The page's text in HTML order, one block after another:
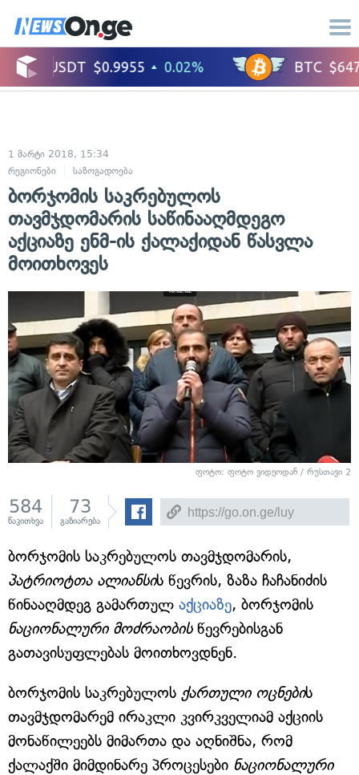
1 მარტი 2018, 15:34
რეგიონები
საზოგადოება
ბორჯომის საკრებულოს
თავმჯდომარის საწინააღმდეგო
აქციაზე ენმ-ის ქალაქიდან წასვლა
მოითხოვეს
ფოტო: ფოტო ვიდეოდან / რუსთავი 2
584
წაკითხვა
73
გაზიარება
ბორჯომის საკრებულოს თავმჯდომარის,
პატრიოტთა ალიანსის წევრის, ზაზა ჩაჩანიძის
წინააღმდეგ გამართულ აქციაზე, ბორჯომის
ნაციონალური მოძრაობისწევრებისგან
გათავისუფლებას მოითხოვდნენ.
ბორჯომის საკრებულოს ქართული ოცნების
თავმჯდომარემ ირაკლი კვირკველიამ აქციის
მონაწილეებს მიმართა და აღნიშნა, რომ
ქალაქში მიმდინარე პროცესები ნაციონალური